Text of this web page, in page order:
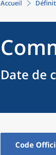
Accueil
Date de
Code